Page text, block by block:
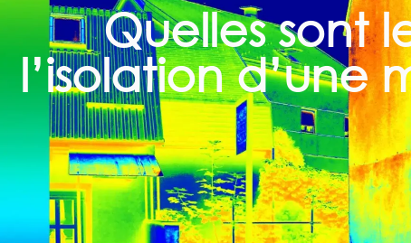
Quelles sont
l’isolation d’une